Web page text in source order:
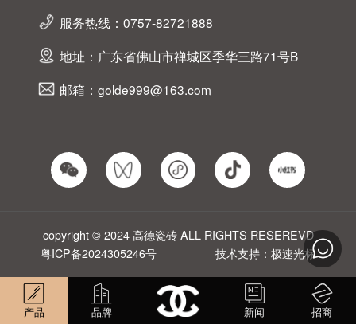
服务热线：0757-82721888
地址：广东省佛山市禅城区季华三路71号B
邮箱：golde999@163.com
copyright © 2024 高德瓷砖 ALL RIGHTS RESEREVD
粤ICP备2024305246号
技术支持：极速光标
产品 品牌 新闻 招商